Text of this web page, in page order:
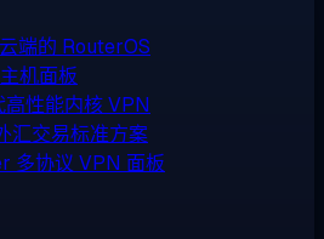
云端的 RouterOS
机面板
高性能内核 VPN
汇交易标准方案
多协议 VPN 面板